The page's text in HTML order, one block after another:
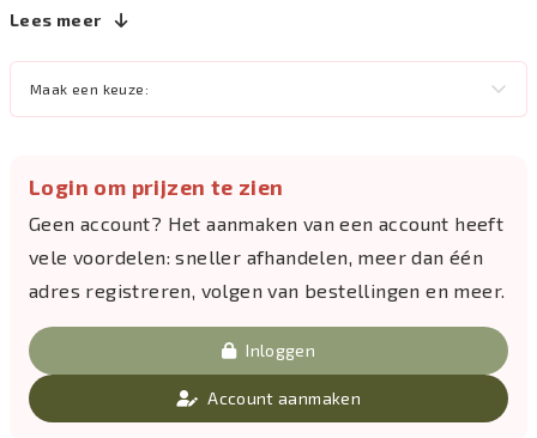
Lees meer
Maak een keuze:
Login om prijzen te zien
Geen account? Het aanmaken van een account heeft
vele voordelen: sneller afhandelen, meer dan één
adres registreren, volgen van bestellingen en meer.
Inloggen
Account aanmaken